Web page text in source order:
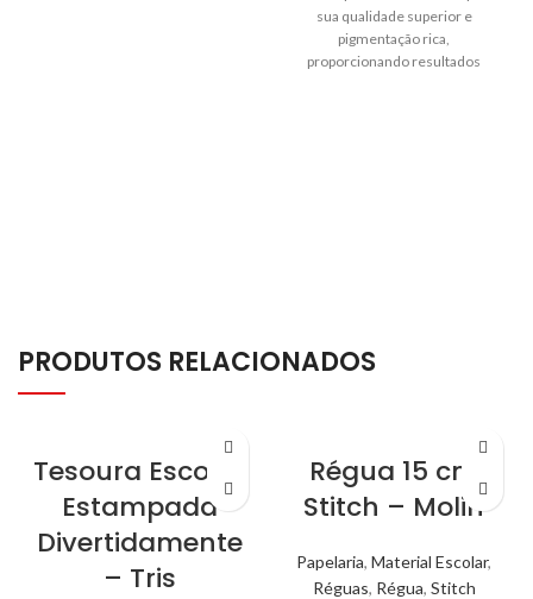
sua qualidade superior e
pigmentação rica,
proporcionando resultados
PRODUTOS RELACIONADOS
Tesoura Escolar
Estampada
Divertidamente
– Tris
Régua 15 cm
Stitch – Molin
Papelaria, Material Escolar,
Réguas, Régua, Stitch